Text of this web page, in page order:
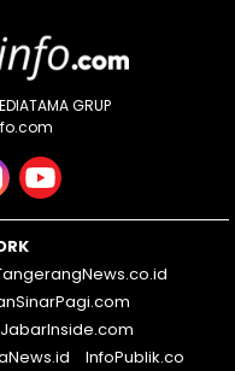
GRUP
JabarInside.com
InfoPublik.co